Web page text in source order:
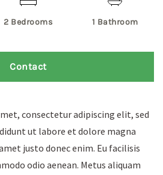
2 Bedrooms 1 Bathroom
Contact
consectetur adipiscing elit, sed
ut labore et dolore magna
justo donec enim. Eu facilisis
odio aenean. Metus aliquam